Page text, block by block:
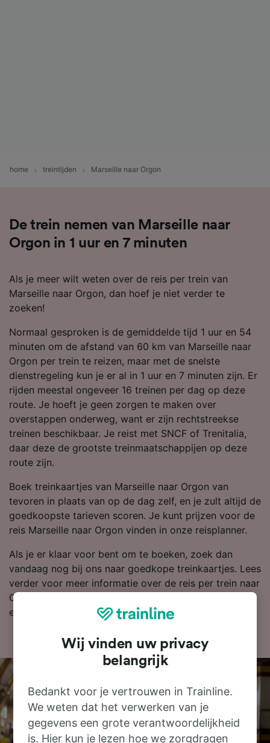
home treintijden Marseille naar Orgon
De trein nemen van Marseille naar
Orgon in 1 uur en 7 minuten
Als je meer wilt weten over de reis per trein van
Marseille naar Orgon, dan hoef je niet verder te
zoeken!
Normaal gesproken is de gemiddelde tijd 1 uur en 54
minuten om de afstand van 60 km van Marseille naar
Orgon per trein te reizen, maar met de snelste
dienstregeling kun je er al in 1 uur en 7 minuten zijn. Er
rijden meestal ongeveer 16 treinen per dag op deze
route. Je hoeft je geen zorgen te maken over
overstappen onderweg, want er zijn rechtstreekse
treinen beschikbaar. Je reist met SNCF of Trenitalia,
daar deze de grootste treinmaatschappijen op deze
route zijn.
Boek treinkaartjes van Marseille naar Orgon van
tevoren in plaats van op de dag zelf, en je zult altijd de
goedkoopste tarieven scoren. Je kunt prijzen voor de
reis Marseille naar Orgon vinden in onze reisplanner.
Als je er klaar voor bent om te boeken, zoek dan
vandaag nog bij ons naar goedkope treinkaartjes. Lees
verder voor meer informatie over de reis per trein naar
Orgon, zoals onze dienstregeling waarin je de eerste
en laatste treinen kunt bekijken.
Wij vinden uw privacy
belangrijk
Bedankt voor je vertrouwen in Trainline.
We weten dat het verwerken van je
gegevens een grote verantwoordelijkheid
is. Hier kun je lezen hoe we zorgdragen